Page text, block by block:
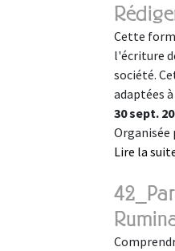
Cette
l'écriture
société.
adaptées
30 sept.
Organisée
Lire la